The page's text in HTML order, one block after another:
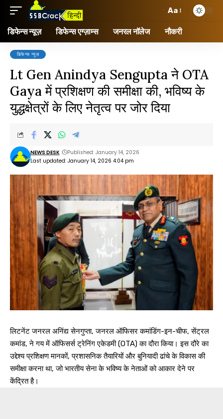
Aa
डिफेन्स न्यूज़ डिफेन्स एग्ज़ाम्स जनरल नॉलेज नौकरी
डिफेन्स न्यूज़
Lt Gen Anindya Sengupta ने OTA
Gaya में प्रशिक्षण की समीक्षा की, भविष्य के
युद्धक्षेत्रों के लिए नेतृत्व पर जोर दिया
Last updated: January 14, 2026 4:04 pm
NEWS DESK Published: January 14, 2026
लिटनेंट जनरल अनिंद्य सेनगुप्ता, जनरल ऑफिसर कमांडिंग-इन-चीफ, सेंट्रल
कमांड, ने गय में ऑफिसर्स ट्रेनिंग एकेडमी (OTA) का दौरा किया। इस दौरे का
उद्देश्य प्रशिक्षण मानकों, प्रशासनिक तैयारियों और बुनियादी ढांचे के विकास की
समीक्षा करना था, जो भारतीय सेना के भविष्य के नेताओं को आकार देने पर
केंद्रित है।